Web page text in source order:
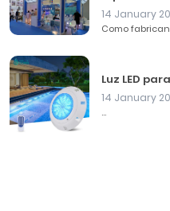
14 January
Como
Luz LED
14 January
...